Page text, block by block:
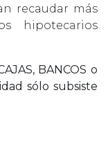
recaudar más
hipotecarios
BANCOS o
sólo subsiste